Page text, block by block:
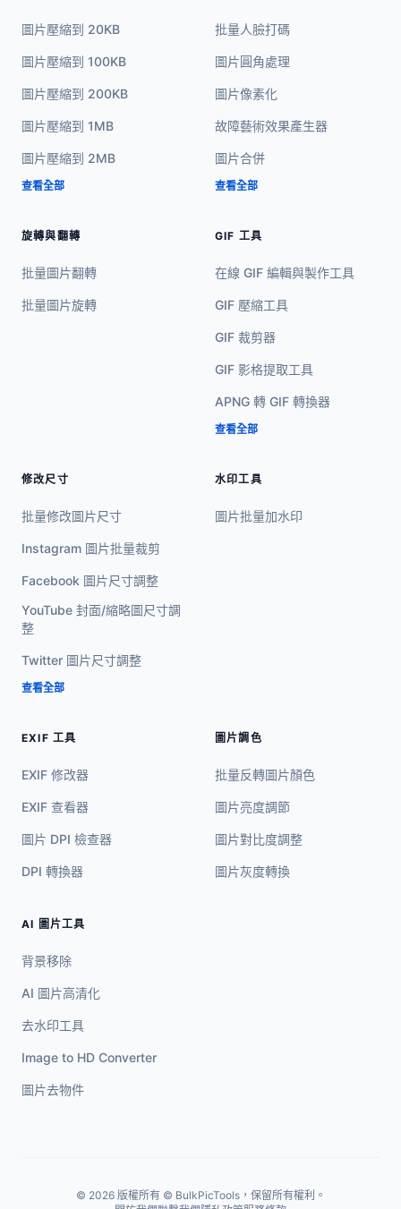
圖片壓縮到 20KB
圖片壓縮到 100KB
圖片壓縮到 200KB
圖片壓縮到 1MB
圖片壓縮到 2MB
查看全部
批量人臉打碼
圖片圓角處理
圖片像素化
故障藝術效果產生器
圖片合併
查看全部
旋轉與翻轉
批量圖片翻轉
批量圖片旋轉
GIF 工具
在線 GIF 編輯與製作工具
GIF 壓縮工具
GIF 裁剪器
GIF 影格提取工具
APNG 轉 GIF 轉換器
查看全部
修改尺寸
批量修改圖片尺寸
Instagram 圖片批量裁剪
Facebook 圖片尺寸調整
YouTube 封面/縮略圖尺寸調
整
Twitter 圖片尺寸調整
查看全部
水印工具
圖片批量加水印
EXIF 工具
EXIF 修改器
EXIF 查看器
圖片 DPI 檢查器
DPI 轉換器
圖片調色
批量反轉圖片顏色
圖片亮度調節
圖片對比度調整
圖片灰度轉換
AI 圖片工具
背景移除
AI 圖片高清化
去水印工具
Image to HD Converter
圖片去物件
© 2026 版權所有 © BulkPicTools，保留所有權利。